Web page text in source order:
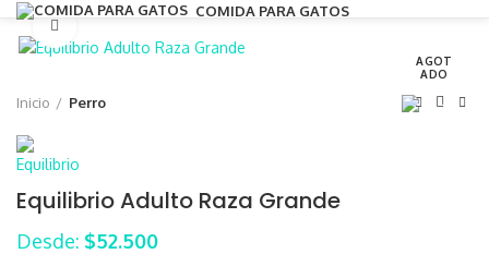
COMIDA PARA GATOS
AGOT
ADO
Inicio Perro
Equilibrio Adulto Raza Grande
Desde: $52.500